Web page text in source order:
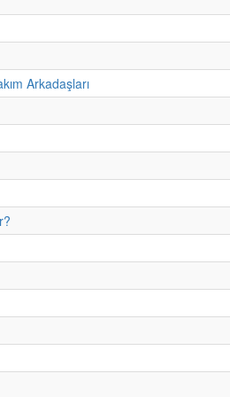
Arkadaşları